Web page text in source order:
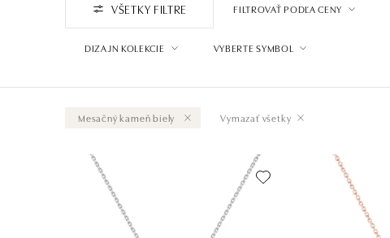
VŠETKY FILTRE FILTROVAŤ PODĽA CENY
DIZAJN KOLEKCIE VYBERTE SYMBOL
Mesačný kameň biely Vymazať všetky